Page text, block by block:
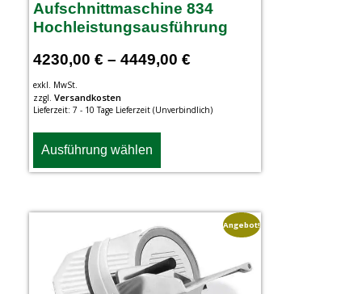
Aufschnittmaschine 834
Hochleistungsausführung
4230,00 € – 4449,00 €
exkl. MwSt.
zzgl. Versandkosten
Lieferzeit: 7 - 10 Tage Lieferzeit (Unverbindlich)
Ausführung wählen
Angebot!